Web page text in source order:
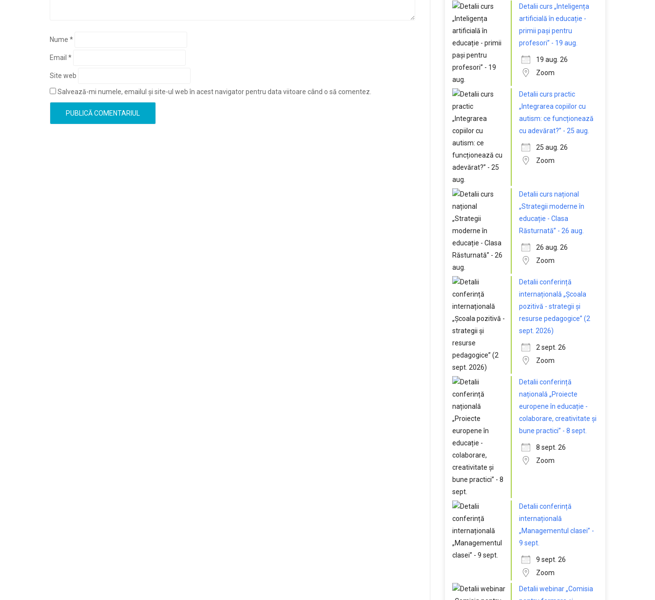
Nume *
Email *
Site web
Salvează-mi numele, emailul și site-ul web în acest navigator pentru data viitoare când o să comentez.
Detalii curs „Inteligența
artificială în educație -
primii pași pentru
profesori” - 19 aug.
19 aug. 26
Zoom
Detalii curs practic
„Integrarea copiilor cu
autism: ce funcționează
cu adevărat?” - 25 aug.
25 aug. 26
Zoom
Detalii curs național
„Strategii moderne în
educație - Clasa
Răsturnată” - 26 aug.
26 aug. 26
Zoom
Detalii conferință
internațională „Școala
pozitivă - strategii și
resurse pedagogice” (2
sept. 2026)
2 sept. 26
Zoom
Detalii conferință
națională „Proiecte
europene în educație -
colaborare, creativitate și
bune practici” - 8 sept.
8 sept. 26
Zoom
Detalii conferință
internațională
„Managementul clasei” -
9 sept.
9 sept. 26
Zoom
Detalii webinar „Comisia